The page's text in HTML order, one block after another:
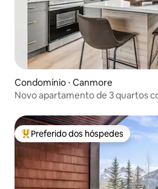
Condomínio ⋅ Canmore
Novo apartamento de 3 quartos
Entre os melhores preferidos dos
Preferido dos hóspedes